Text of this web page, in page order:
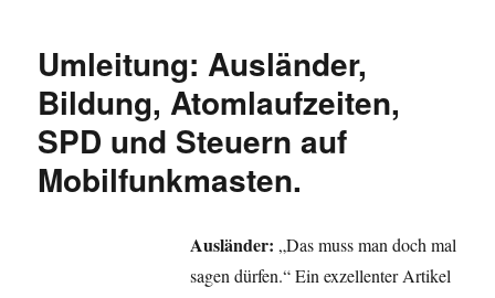
Deutschland
nimmt
rasant
Umleitung: Ausländer,
Bildung, Atomlaufzeiten,
SPD und Steuern auf
Mobilfunkmasten.
Ausländer: „Das muss man doch mal
sagen dürfen.“ Ein exzellenter Artikel